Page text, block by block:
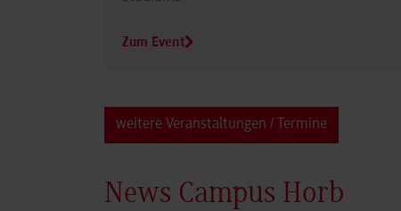
Zum Event
weitere Veranstaltungen / Termine
News Campus Horb